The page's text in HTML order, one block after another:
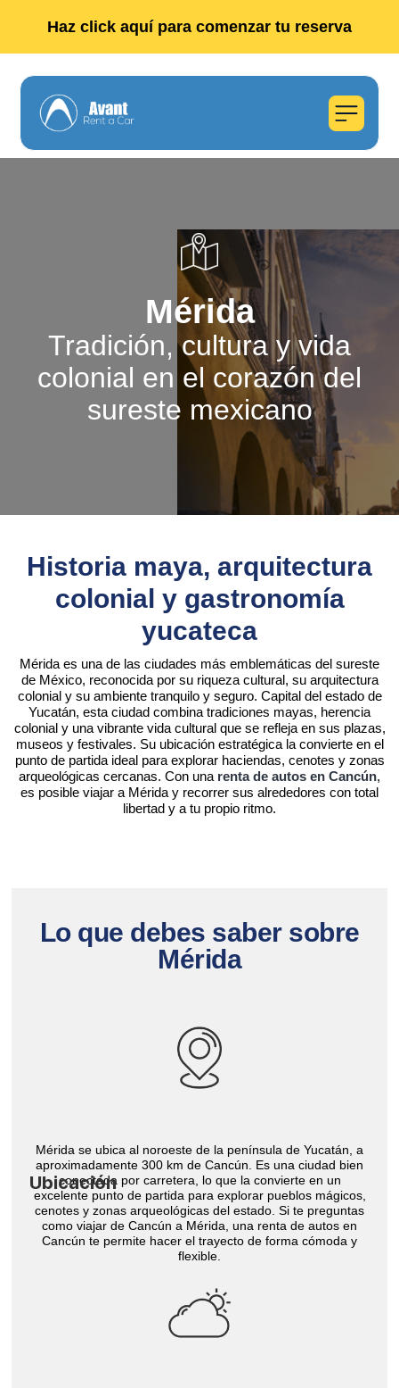
Haz click aquí para comenzar tu reserva
Mérida
Tradición, cultura y vida
colonial en el corazón del
sureste mexicano
Historia maya, arquitectura
colonial y gastronomía
yucateca
Mérida es una de las ciudades más emblemáticas del sureste
de México, reconocida por su riqueza cultural, su arquitectura
colonial y su ambiente tranquilo y seguro. Capital del estado de
Yucatán, esta ciudad combina tradiciones mayas, herencia
colonial y una vibrante vida cultural que se refleja en sus plazas,
museos y festivales. Su ubicación estratégica la convierte en el
punto de partida ideal para explorar haciendas, cenotes y zonas
arqueológicas cercanas. Con una renta de autos en Cancún,
es posible viajar a Mérida y recorrer sus alrededores con total
libertad y a tu propio ritmo.
Lo que debes saber sobre
Mérida
Ubicación
Mérida se ubica al noroeste de la península de Yucatán, a
aproximadamente 300 km de Cancún. Es una ciudad bien
conectada por carretera, lo que la convierte en un
excelente punto de partida para explorar pueblos mágicos,
cenotes y zonas arqueológicas del estado. Si te preguntas
como viajar de Cancún a Mérida, una renta de autos en
Cancún te permite hacer el trayecto de forma cómoda y
flexible.